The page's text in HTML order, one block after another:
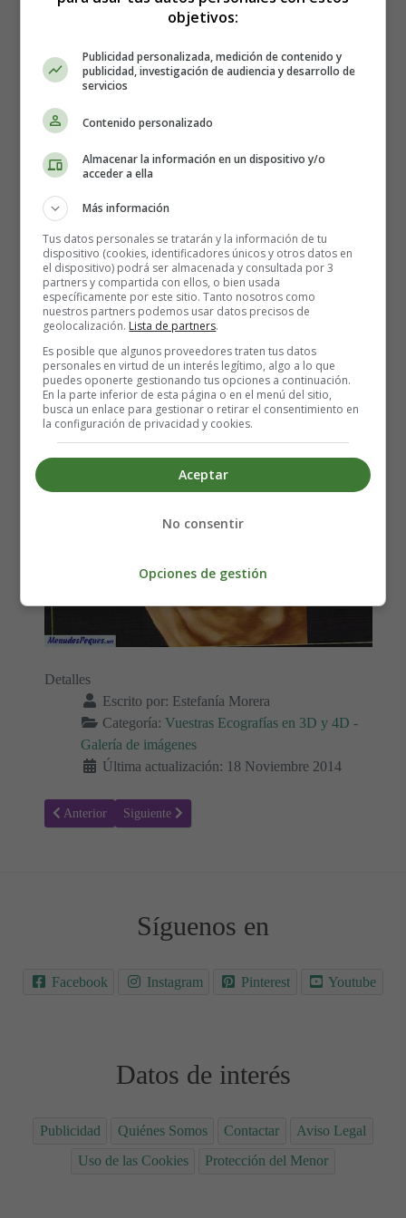
Ecografía de Salvador
Nicolás
Eco de Bebé - Fotos gratis de
ecografías en 3D y 4D.
Ecografíacon16 semanas de gestación, de Salvador
Nicolás, pesa 169 gramos. Su mamá lo espera muy feliz.
Detalles
Escrito por: Estefanía Morera
Categoría: Vuestras Ecografías en 3D y 4D -
Galería de imágenes
Última actualización: 18 Noviembre 2014
Artículo anterior: Ecografía de Gabriel con 21 Semanas de Gestación
Anterior Artículo siguiente: Ecografía de Alejandro con 20
Siguiente
Síguenos en
Facebook Instagram Pinterest Youtube
Datos de interés
Publicidad Quiénes Somos Contactar
Aviso Legal
Uso de las Cookies
Protección del Menor
objetivos:
Publicidad personalizada, medición de contenido y
publicidad, investigación de audiencia y desarrollo de
servicios
Contenido personalizado
Almacenar la información en un dispositivo y/o
acceder a ella
Más información
Tus datos personales se tratarán y la información de tu
dispositivo (cookies, identificadores únicos y otros datos en
el dispositivo) podrá ser almacenada y consultada por 3
partners y compartida con ellos, o bien usada
específicamente por este sitio. Tanto nosotros como
nuestros partners podemos usar datos precisos de
geolocalización. Lista de partners.
Es posible que algunos proveedores traten tus datos
personales en virtud de un interés legítimo, algo a lo que
puedes oponerte gestionando tus opciones a continuación.
En la parte inferior de esta página o en el menú del sitio,
busca un enlace para gestionar o retirar el consentimiento en
la configuración de privacidad y cookies.
Aceptar
No consentir
Opciones de gestión